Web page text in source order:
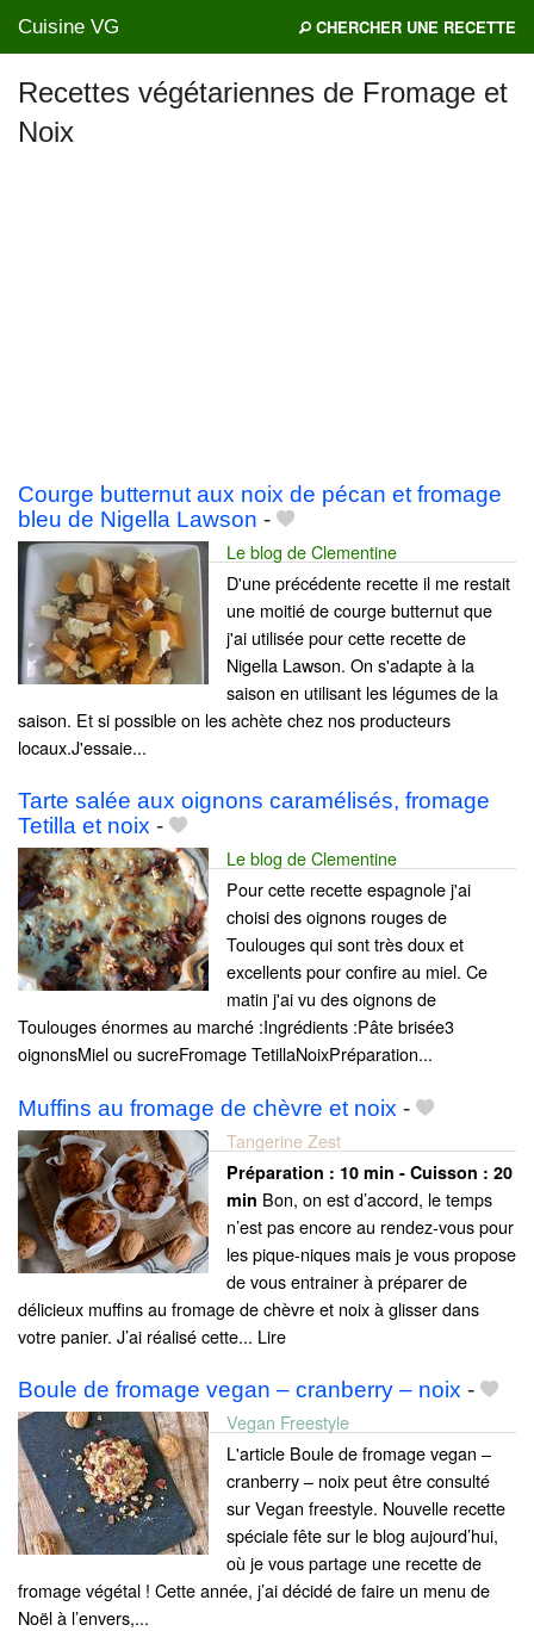
Cuisine VG CHERCHER UNE RECETTE
Recettes végétariennes de Fromage et
Noix
Courge butternut aux noix de pécan et fromage
bleu de Nigella Lawson -
Le blog de Clementine
D'une précédente recette il me restait
une moitié de courge butternut que
j'ai utilisée pour cette recette de
Nigella Lawson. On s'adapte à la
saison en utilisant les légumes de la
saison. Et si possible on les achète chez nos producteurs
locaux.J'essaie...
Tarte salée aux oignons caramélisés, fromage
Tetilla et noix -
Le blog de Clementine
Pour cette recette espagnole j'ai
choisi des oignons rouges de
Toulouges qui sont très doux et
excellents pour confire au miel. Ce
matin j'ai vu des oignons de
Toulouges énormes au marché :Ingrédients :Pâte brisée3
oignonsMiel ou sucreFromage TetillaNoixPréparation...
Muffins au fromage de chèvre et noix -
Tangerine Zest
Préparation : 10 min - Cuisson : 20
min Bon, on est d’accord, le temps
n’est pas encore au rendez-vous pour
les pique-niques mais je vous propose
de vous entrainer à préparer de
délicieux muffins au fromage de chèvre et noix à glisser dans
votre panier. J’ai réalisé cette... Lire
Boule de fromage vegan – cranberry – noix -
Vegan Freestyle
L'article Boule de fromage vegan –
cranberry – noix peut être consulté
sur Vegan freestyle. Nouvelle recette
spéciale fête sur le blog aujourd’hui,
où je vous partage une recette de
fromage végétal ! Cette année, j’ai décidé de faire un menu de
Noël à l’envers,...